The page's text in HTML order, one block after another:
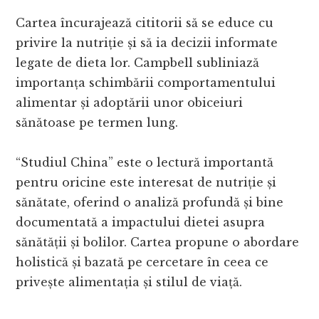
Cartea încurajează cititorii să se educe cu
privire la nutriție și să ia decizii informate
legate de dieta lor. Campbell subliniază
importanța schimbării comportamentului
alimentar și adoptării unor obiceiuri
sănătoase pe termen lung.
“Studiul China” este o lectură importantă
pentru oricine este interesat de nutriție și
sănătate, oferind o analiză profundă și bine
documentată a impactului dietei asupra
sănătății și bolilor. Cartea propune o abordare
holistică și bazată pe cercetare în ceea ce
privește alimentația și stilul de viață.